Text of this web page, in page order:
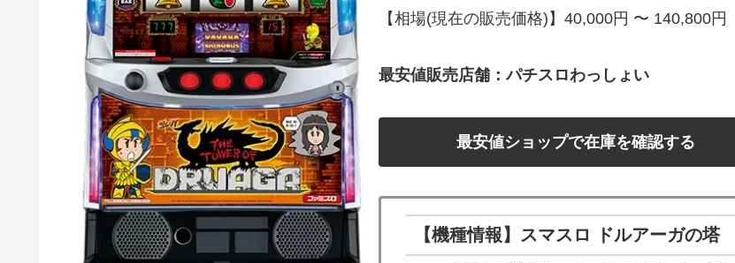
【相場(現在の販売価格)】40,000円 〜 140,800円
最安値販売店舗：パチスロわっしょい
最安値ショップで在庫を確認する
【機種情報】スマスロ ドルアーガの塔